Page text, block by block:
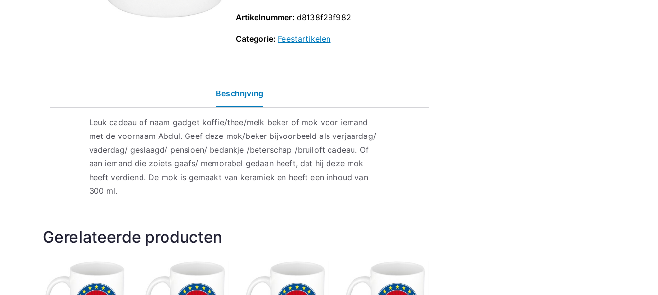
Artikelnummer: d8138f29f982
Categorie: Feestartikelen
Beschrijving
Leuk cadeau of naam gadget koffie/thee/melk beker of mok voor iemand
met de voornaam Abdul. Geef deze mok/beker bijvoorbeeld als verjaardag/
vaderdag/ geslaagd/ pensioen/ bedankje /beterschap /bruiloft cadeau. Of
aan iemand die zoiets gaafs/ memorabel gedaan heeft, dat hij deze mok
heeft verdiend. De mok is gemaakt van keramiek en heeft een inhoud van
300 ml.
Gerelateerde producten